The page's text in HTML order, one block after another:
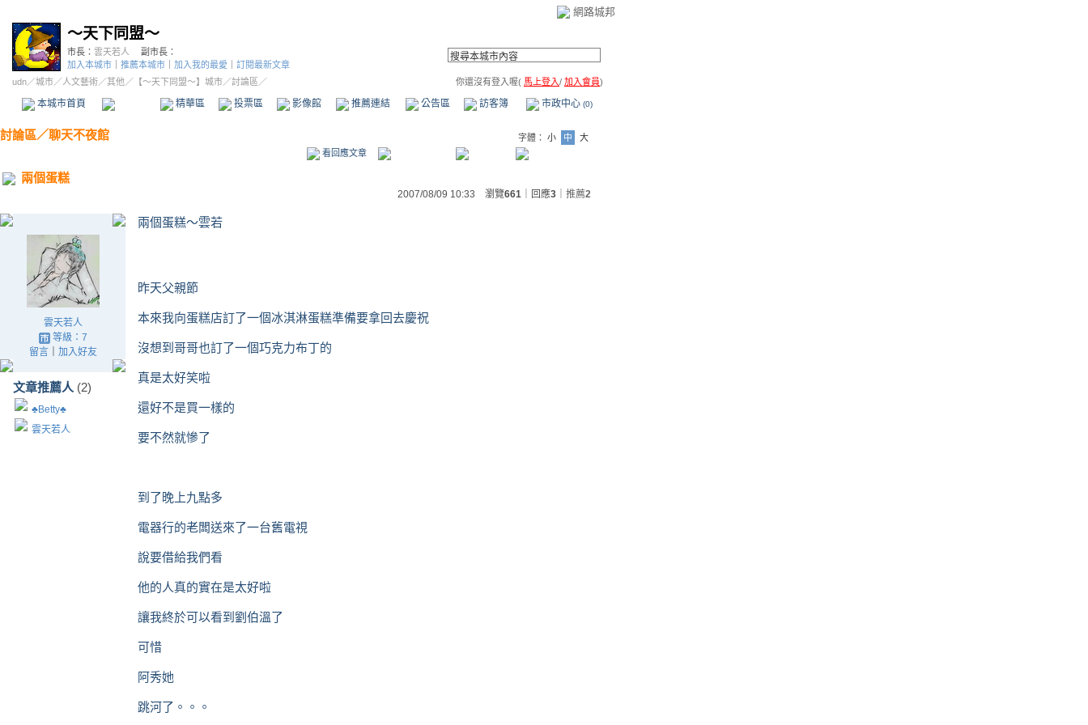
網路城邦
～天下同盟～
市長： 雲天若人
副市長：
加入本城市
推薦本城市 加入我的最愛
訂閱最新文章
udn／城市／人文藝術／其他 ／ 【～天下同盟～】城市／討論區／ 你還沒有登入喔( 馬上登入/ 加入會員)
本城市首頁 精華區 投票區 影像館 推薦連結 公告區 訪客簿 市政中心 (0)
討論區／聊天不夜館 字體： 小 中
大
看回應文章
兩個蛋糕
2007/08/09 10:33 瀏覽661 ｜回應3 推薦2
雲天若人
等級：7
留言｜ 加入好友
文章推薦人 (2)
♣Betty♣
雲天若人
兩個蛋糕～雲若
昨天父親節
本來我向蛋糕店訂了一個冰淇淋蛋糕準備要拿回去慶祝
沒想到哥哥也訂了一個巧克力布丁的
真是太好笑啦
還好不是買一樣的
要不然就慘了
到了晚上九點多
電器行的老闆送來了一台舊電視
說要借給我們看
他的人真的實在是太好啦
讓我終於可以看到劉伯溫了
可惜
阿秀她
跳河了。。。